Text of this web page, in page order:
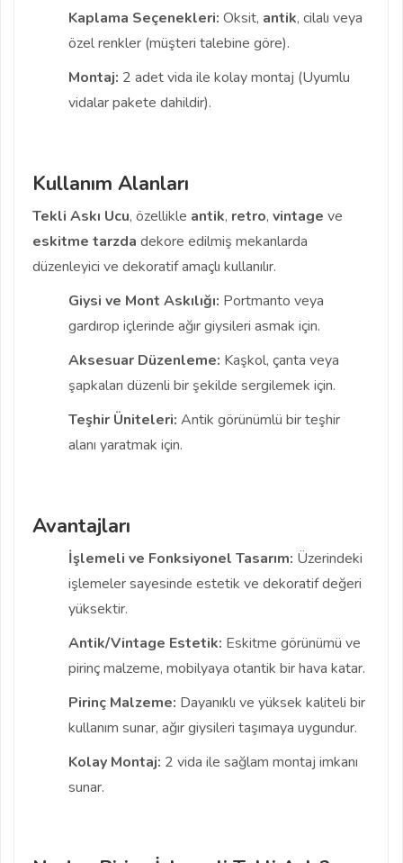
Kaplama Seçenekleri: Oksit, antik, cilalı veya
özel renkler (müşteri talebine göre).
Montaj: 2 adet vida ile kolay montaj (Uyumlu
vidalar pakete dahildir).
Kullanım Alanları
Tekli Askı Ucu, özellikle antik, retro, vintage ve
eskitme tarzda dekore edilmiş mekanlarda
düzenleyici ve dekoratif amaçlı kullanılır.
Giysi ve Mont Askılığı: Portmanto veya
gardırop içlerinde ağır giysileri asmak için.
Aksesuar Düzenleme: Kaşkol, çanta veya
şapkaları düzenli bir şekilde sergilemek için.
Teşhir Üniteleri: Antik görünümlü bir teşhir
alanı yaratmak için.
Avantajları
İşlemeli ve Fonksiyonel Tasarım: Üzerindeki
işlemeler sayesinde estetik ve dekoratif değeri
yüksektir.
Antik/Vintage Estetik: Eskitme görünümü ve
pirinç malzeme, mobilyaya otantik bir hava katar.
Pirinç Malzeme: Dayanıklı ve yüksek kaliteli bir
kullanım sunar, ağır giysileri taşımaya uygundur.
Kolay Montaj: 2 vida ile sağlam montaj imkanı
sunar.